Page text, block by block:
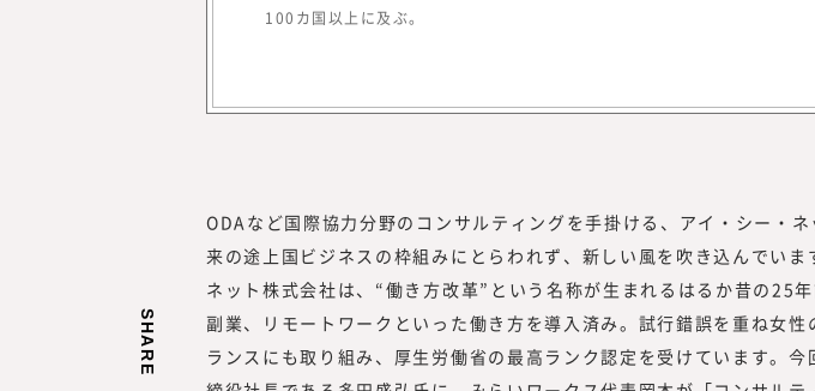
した。
／リスキリ
供していく
現在、みら
材は8万名
めのプラッ
き方や、企
100カ国以上に及ぶ。
SHARE
ODAなど国際協力分野のコンサルティングを手掛ける、アイ・シー・
来の途上国ビジネスの枠組みにとらわれず、新しい風を吹き込んでいま
ネット株式会社は、“働き方改革”という名称が生まれるはるか昔の25
副業、リモートワークといった働き方を導入済み。試行錯誤を重ね女性
ランスにも取り組み、厚生労働省の最高ランク認定を受けています。今